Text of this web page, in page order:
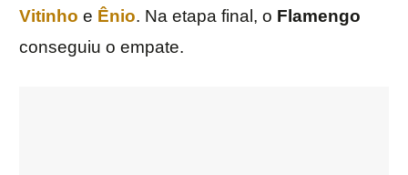
Vitinho e Ênio. Na etapa final, o Flamengo
conseguiu o empate.